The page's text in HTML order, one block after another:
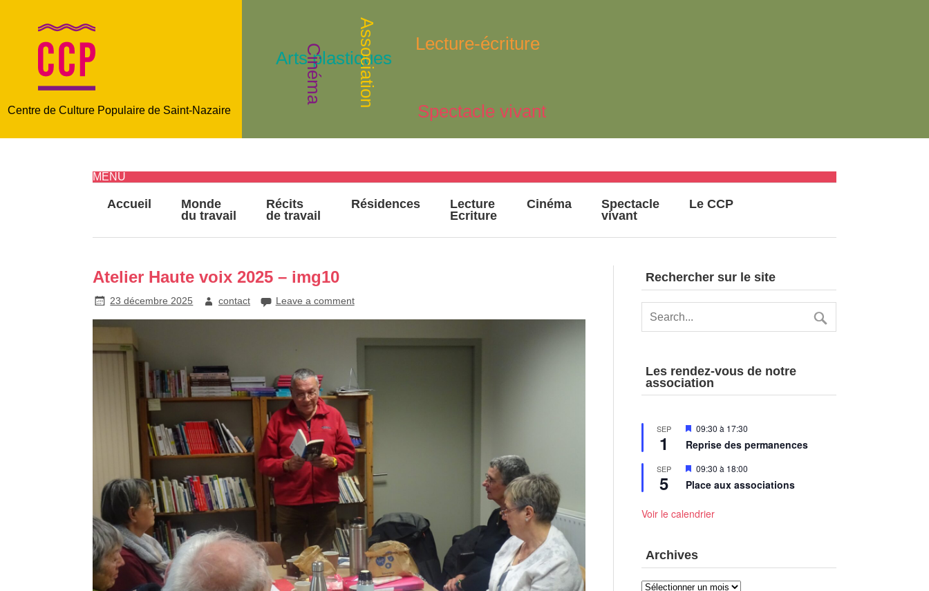
Centre de Culture Populaire de Saint-Nazaire Spectacle vivant
Lecture-écriture
Arts plastiques
Cinéma Association
MENU
Accueil
Monde
du travail
Récits
de travail
Résidences
Lecture
Ecriture
Cinéma
Spectacle
vivant
Le CCP
Atelier Haute voix 2025 – img10
23 décembre 2025 contact Leave a comment
Rechercher sur le site
Les rendez-vous de notre
association
SEP
1
Mis
avant
09:30 à 17:30
Reprise des permanences
SEP
5
Mis
avant
09:30 à 18:00
Place aux associations
Voir le calendrier
Archives
Archives